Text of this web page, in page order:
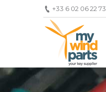
+33 6 02 06 22 73